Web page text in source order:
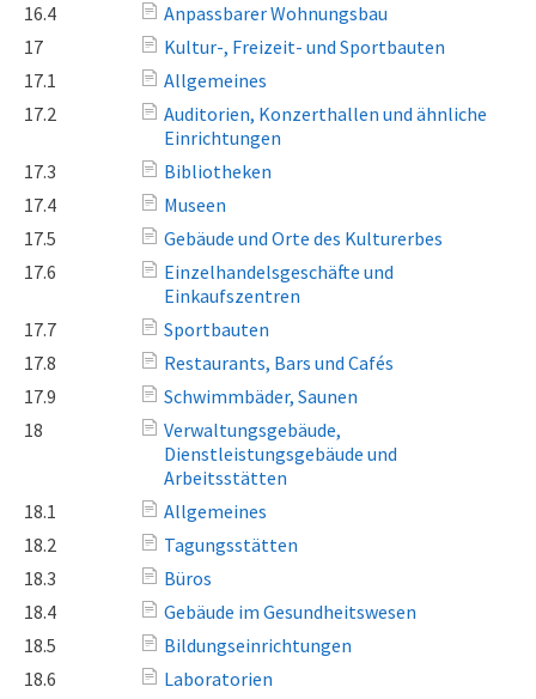
16.4
Anpassbarer Wohnungsbau
17
Kultur-, Freizeit- und Sportbauten
17.1
Allgemeines
17.2
Auditorien, Konzerthallen und ähnliche
Einrichtungen
17.3
Bibliotheken
17.4
Museen
17.5
Gebäude und Orte des Kulturerbes
17.6
Einzelhandelsgeschäfte und
Einkaufszentren
17.7
Sportbauten
17.8
Restaurants, Bars und Cafés
17.9
Schwimmbäder, Saunen
18
Verwaltungsgebäude,
Dienstleistungsgebäude und
Arbeitsstätten
18.1
Allgemeines
18.2
Tagungsstätten
18.3
Büros
18.4
Gebäude im Gesundheitswesen
18.5
Bildungseinrichtungen
18.6
Laboratorien